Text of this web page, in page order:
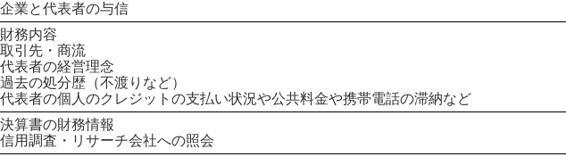
企業と代表者の与信
財務内容
取引先・商流
代表者の経営理念
過去の処分歴（不渡りなど）
代表者の個人のクレジットの支払い状況や公共料金や携帯電話の滞納など
決算書の財務情報
信用調査・リサーチ会社への照会